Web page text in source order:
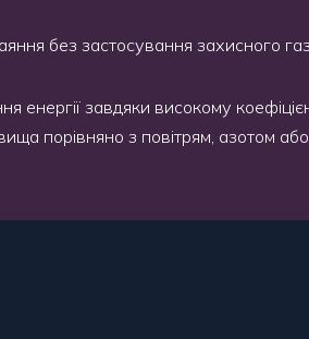
без застосування захисного
енергії завдяки високому
порівняно з повітрям, азотом або